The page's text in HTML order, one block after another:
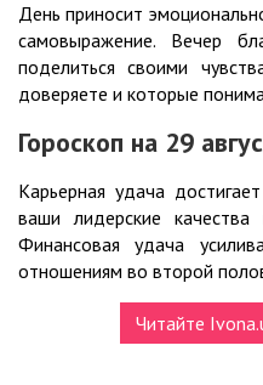
День приносит
самовыражение. Вечер
поделиться своими
доверяете и которые
Гороскоп на 29
Карьерная удача
ваши лидерские
Финансовая удача
отношениям во второй
Читайте